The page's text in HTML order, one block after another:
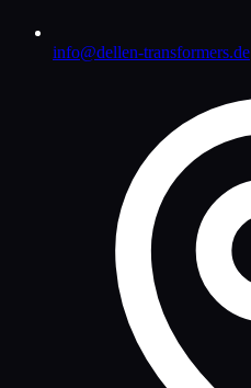
info@dellen-transformers.de